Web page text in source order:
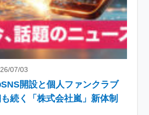
07/03
開設と個人ファンクラブ
続く「株式会社嵐」新体制